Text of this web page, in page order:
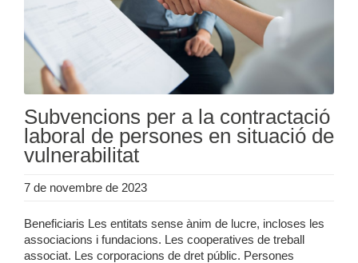
Subvencions per a la contractació
laboral de persones en situació de
vulnerabilitat
7 de novembre de 2023
Beneficiaris Les entitats sense ànim de lucre, incloses les
associacions i fundacions. Les cooperatives de treball
associat. Les corporacions de dret públic. Persones